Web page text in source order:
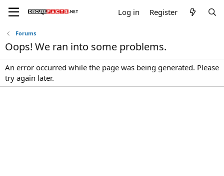
Log in Register
Forums
Oops! We ran into some problems.
An error occurred while the page was being generated. Please
try again later.